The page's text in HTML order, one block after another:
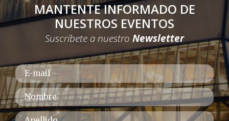
MANTENTE INFORMADO DE
NUESTROS EVENTOS
Suscríbete a nuestro Newsletter